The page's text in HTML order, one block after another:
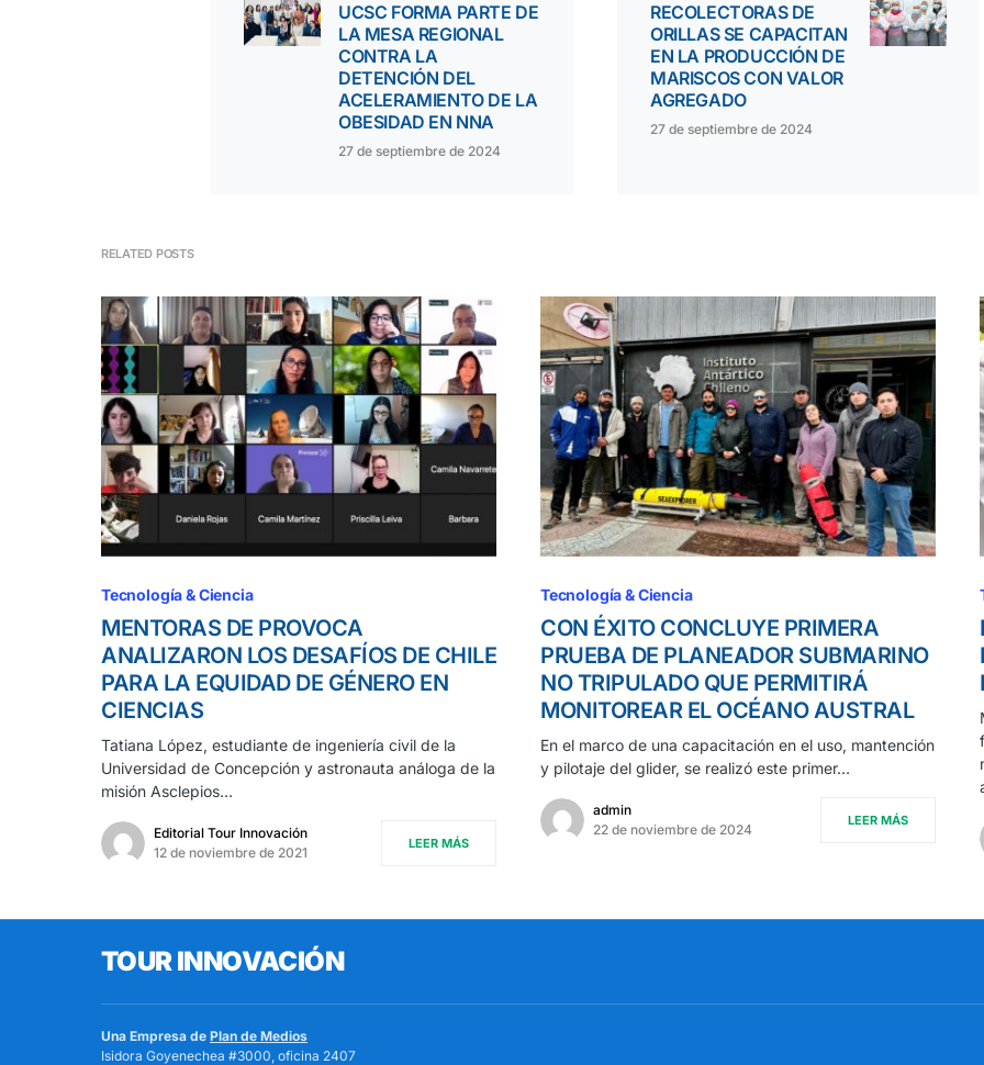
UCSC FORMA PARTE DE
LA MESA REGIONAL
CONTRA LA
DETENCIÓN DEL
ACELERAMIENTO DE LA
OBESIDAD EN NNA
27 de septiembre de 2024
RECOLECTORAS DE
ORILLAS SE CAPACITAN
EN LA PRODUCCIÓN DE
MARISCOS CON VALOR
AGREGADO
27 de septiembre de 2024
RELATED POSTS
Tecnología & Ciencia
MENTORAS DE PROVOCA
ANALIZARON LOS DESAFÍOS DE CHILE
PARA LA EQUIDAD DE GÉNERO EN
CIENCIAS
Tatiana López, estudiante de ingeniería civil de la
Universidad de Concepción y astronauta análoga de la
misión Asclepios…
Editorial Tour Innovación
12 de noviembre de 2021
LEER MÁS
Tecnología & Ciencia
CON ÉXITO CONCLUYE PRIMERA
PRUEBA DE PLANEADOR SUBMARINO
NO TRIPULADO QUE PERMITIRÁ
MONITOREAR EL OCÉANO AUSTRAL
En el marco de una capacitación en el uso, mantención
y pilotaje del glider, se realizó este primer…
admin
22 de noviembre de 2024
LEER MÁS
TOUR INNOVACIÓN
Una Empresa de Plan de Medios
Isidora Goyenechea #3000, oficina 2407